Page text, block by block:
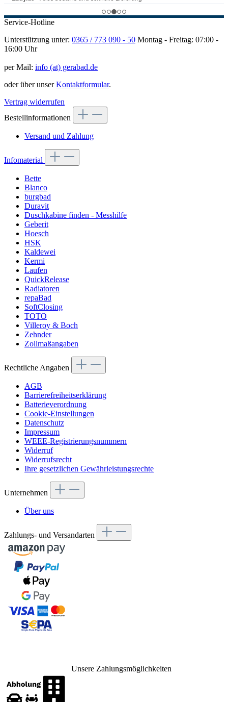
Service-Hotline
Unterstützung unter: 0365 / 773 090 - 50 Montag - Freitag: 07:00 -
16:00 Uhr
per Mail: info (at) gerabad.de
oder über unserKontaktformular.
Vertrag widerrufen
Bestellinformationen
Versand und Zahlung
Infomaterial
Bette
Blanco
burgbad
Duravit
Duschkabine finden - Messhilfe
Geberit
Hoesch
HSK
Kaldewei
Kermi
Laufen
QuickRelease
Radiatoren
repaBad
SoftClosing
TOTO
Villeroy & Boch
Zehnder
Zollmaßangaben
Rechtliche Angaben
AGB
Barrierefreiheitserklärung
Batterieverordnung
Cookie-Einstellungen
Datenschutz
Impressum
WEEE-Registrierungsnummern
Widerruf
Widerrufsrecht
Ihre gesetzlichen Gewährleistungsrechte
Unternehmen
Über uns
Zahlungs- und Versandarten
Unsere Zahlungsmöglichkeiten